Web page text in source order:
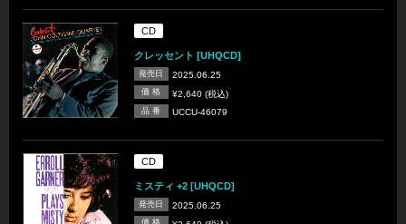
CD
クレッセント [UHQCD]
発売日 2025.06.25
価 格 ¥2,640 (税込)
品 番 UCCU-46079
CD
ミスティ +2 [UHQCD]
発売日 2025.06.25